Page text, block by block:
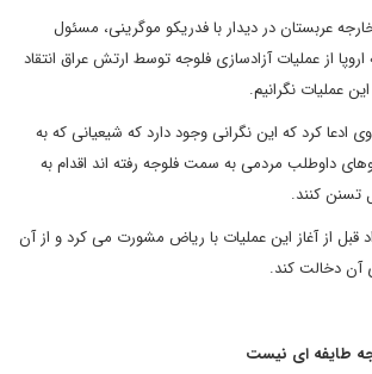
عربستان در دیدار با فدریکو موگرینی، مسئول
از عملیات آزادسازی فلوجه توسط ارتش عراق انتقاد
عملیات نگرانیم.
وی ادعا کرد که این نگرانی وجود دارد که شیعیانی که به
داوطلب مردمی به سمت فلوجه رفته اند اقدام به
تسنن کنند.
قبل از آغاز این عملیات با ریاض مشورت می کرد و از آن
دخالت کند.
طایفه ای نیست